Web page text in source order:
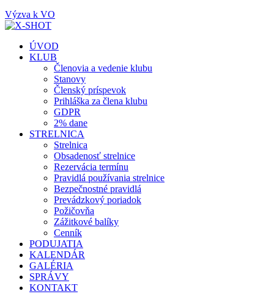
Výzva k VO
ÚVOD
KLUB
Členovia a vedenie klubu
Stanovy
Členský príspevok
Prihláška za člena klubu
GDPR
2% dane
STRELNICA
Strelnica
Obsadenosť strelnice
Rezervácia termínu
Pravidlá používania strelnice
Bezpečnostné pravidlá
Prevádzkový poriadok
Požičovňa
Zážitkové balíky
Cenník
PODUJATIA
KALENDÁR
GALÉRIA
SPRÁVY
KONTAKT